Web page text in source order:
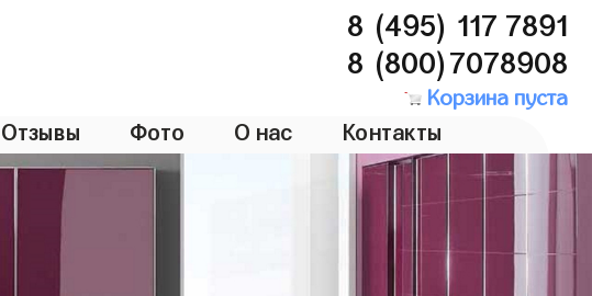
8 (495) 117 7891
8 (800)7078908
Корзина пуста
Отзывы Фото О нас Контакты